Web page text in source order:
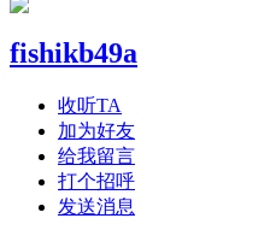
fishikb49a
收听TA
加为好友
给我留言
打个招呼
发送消息